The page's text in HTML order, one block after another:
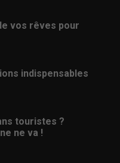
vos rêves pour
indispensables
touristes ?
ne va !